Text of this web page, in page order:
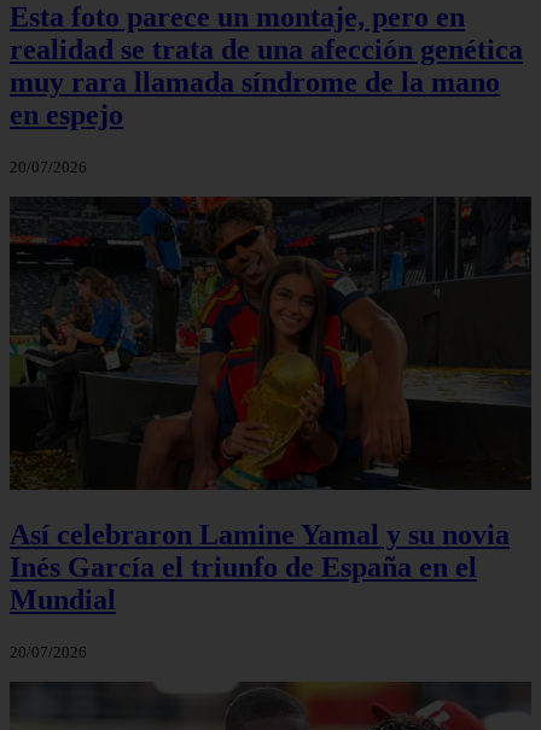
Esta foto parece un montaje, pero en
realidad se trata de una afección genética
muy rara llamada síndrome de la mano
en espejo
20/07/2026
Así celebraron Lamine Yamal y su novia
Inés García el triunfo de España en el
Mundial
20/07/2026